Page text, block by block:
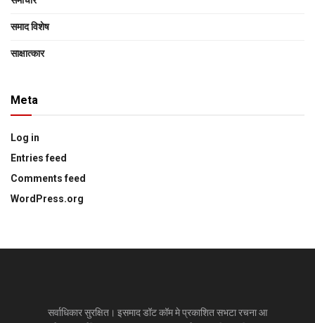
समाद विशेष
साक्षात्‍कार
Meta
Log in
Entries feed
Comments feed
WordPress.org
सर्वाधिकार सुरक्षित। इसमाद डॉट कॉम मे प्रकाशित सभटा रचना आ